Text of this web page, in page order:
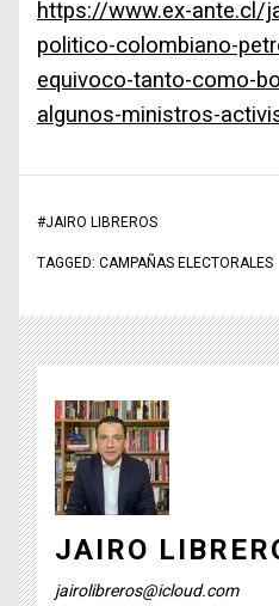
https://www.ex-ante.cl/
politico-colombiano-
equivoco-tanto-como-
algunos-ministros-
#JAIRO LIBREROS
TAGGED: CAMPAÑAS ELECTORALES
JAIRO
jairolibreros@icloud.com